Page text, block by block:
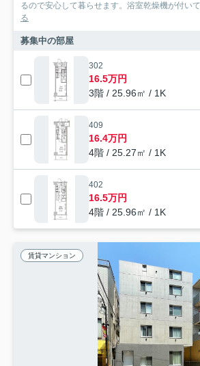
るので安心して暮らせます。浴室乾燥機が付い
る
募集中の部屋
302
16.5万円
3階 / 25.96㎡ / 1K
409
16.4万円
4階 / 25.27㎡ / 1K
402
16.5万円
4階 / 25.96㎡ / 1K
賃貸マンション